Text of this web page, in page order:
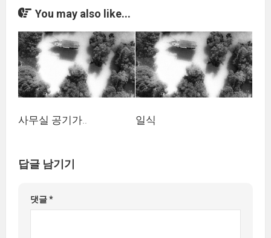
You may also like...
사무실 공기가.. 일식
답글 남기기
댓글*